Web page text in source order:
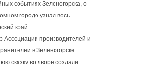
событиях Зеленогорска, о
городе узнал весь
край
Ассоциации производителей и
в Зеленогорске
сказку во дворе создали